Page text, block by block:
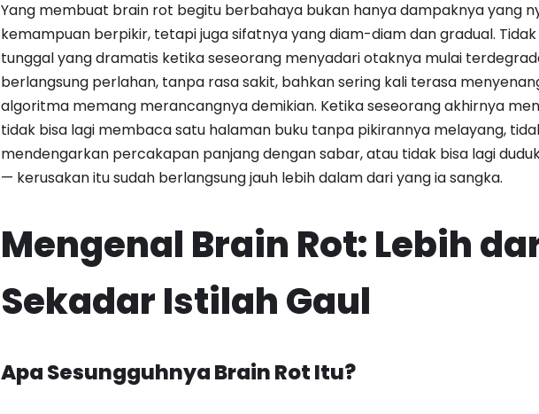
Yang membuat brain rot begitu berbahaya bukan hanya dampaknya yang
kemampuan berpikir, tetapi juga sifatnya yang diam-diam dan gradual.
tunggal yang dramatis ketika seseorang menyadari otaknya mulai
berlangsung perlahan, tanpa rasa sakit, bahkan sering kali terasa
algoritma memang merancangnya demikian. Ketika seseorang akhirnya
tidak bisa lagi membaca satu halaman buku tanpa pikirannya melayang,
mendengarkan percakapan panjang dengan sabar, atau tidak bisa lagi
— kerusakan itu sudah berlangsung jauh lebih dalam dari yang ia sangka.
Mengenal Brain Rot: Lebih
Sekadar Istilah Gaul
Apa Sesungguhnya Brain Rot Itu?